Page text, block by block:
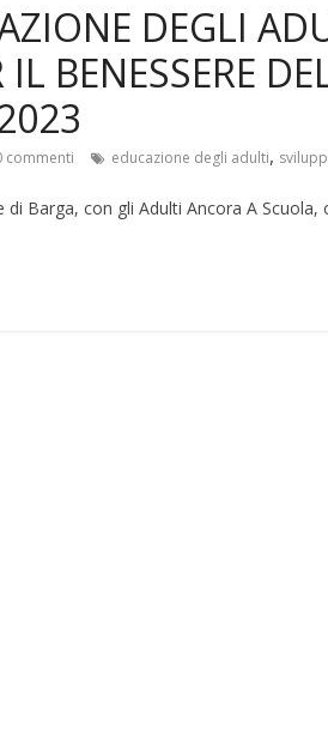
DEGLI
BENESSERE
commenti educazione degli adulti,
Barga, con gli Adulti Ancora A